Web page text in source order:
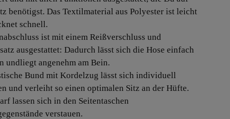
benötigst. Das Textilmaterial aus Polyester ist leicht
schnell.
ist mit einem Reißverschluss und
ausgestattet: Dadurch lässt sich die Hose einfach
undliegt angenehm am Bein.
Bund mit Kordelzug lässt sich individuell
und verleiht so einen optimalen Sitz an der Hüfte.
lassen sich in den Seitentaschen
verstauen.